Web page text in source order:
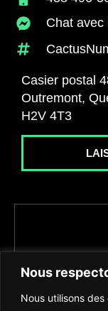
Nous
Nous utilisons
Chat avec
Casier postal
Outremont,
H2V 4T3
Recevez